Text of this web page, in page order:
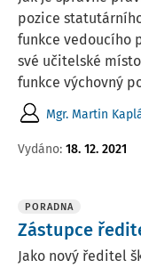
pozice
funkce vedoucího
své učitelské
funkce výchovný
Mgr. Martin
Vydáno: 18. 12. 2021
PORADNA
Zástupce
Jako nový ředitel